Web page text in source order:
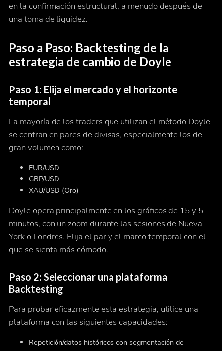
en la confirmación estructural, a menudo después de
una toma de liquidez.
Paso a Paso: Backtesting de la
estrategia de cambio de Doyle
Paso 1: Elija el mercado y el horizonte
temporal
La mayoría de los traders que utilizan el método Doyle
se centran en pares de divisas, especialmente los de
gran volumen como:
EUR/USD
GBP/USD
XAU/USD (Oro)
Doyle opera principalmente en los gráficos de 15 y 5
minutos, con un zoom durante las sesiones de Nueva
York o Londres. Elija el par y el marco temporal con el
que se sienta más cómodo.
Paso 2: Seleccionar una plataforma
Backtesting
Para probar eficazmente esta estrategia, utilice una
plataforma con las siguientes capacidades:
Repetición/datos históricos con segmentación de